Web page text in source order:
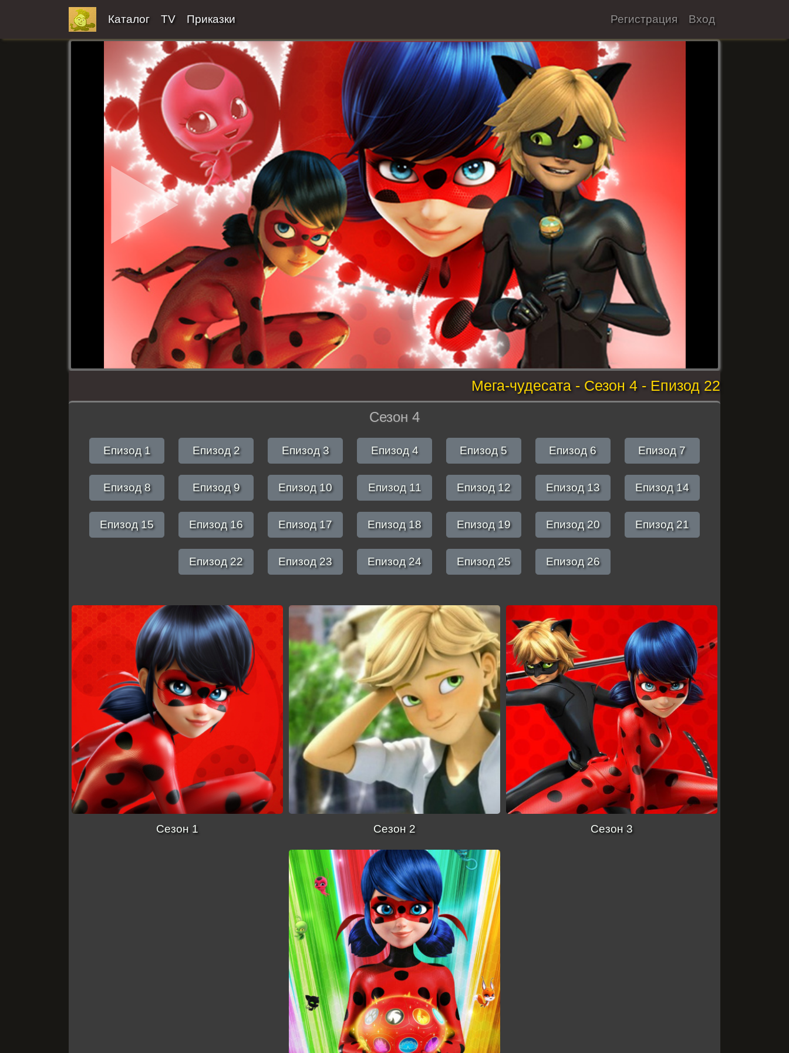
Регистрация Вход
Каталог TV Приказки
Мега-чудесата - Сезон 4 - Епизод 22
Сезон 4
Епизод 1 Епизод 2 Епизод 3 Епизод 4 Епизод 5 Епизод 6 Епизод 7
Епизод 8 Епизод 9 Епизод 10 Епизод 11 Епизод 12 Епизод 13 Епизод 14
Епизод 15 Епизод 16 Епизод 17 Епизод 18 Епизод 19 Епизод 20 Епизод 21
Епизод 22 Епизод 23 Епизод 24 Епизод 25 Епизод 26
Сезон 1 Сезон 2 Сезон 3